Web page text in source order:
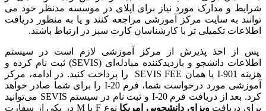
شرایط و مدارک مورد نیاز برای اپلای در موسسه مدنظر خود می
توانند به سایت مرکز آموزشی مراجعه کنند و یا به منظور دریافت
اطلاعات تکمیلی تر با کارشناسان کارت سبز در ارتباط باشند.
پس از اخذ پذیرش از مرکز آموزشی لازم است در سیستم
اطلاعات دانشجو و بازدیدکننده مبادله‌ای (SEVIS) ثبت نام کرده و
هزینه I-901 یا همان SEVIS FEE را پرداخت کنید. در ادامه، مرکز
آموزشی مورد درخواست شما، فرم I-20 را برای شما صادر خواهد
کرد. بعد از دریافت فرم I-20 و ثبت نام در سیستم SEVIS می‌توانید
برای دریافتویزای دانشجویی امریکا
نوع F یا M در یکی از سفارت